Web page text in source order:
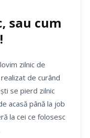
sau cum
zilnic de
de curând
se pierd zilnic
acasă până la job
la cei ce folosesc